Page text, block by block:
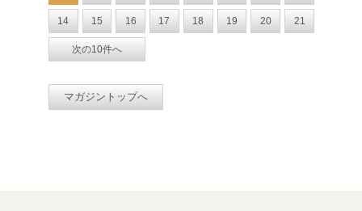
14 15 16 17 18 19 20 21
次の10件へ
マガジントップへ